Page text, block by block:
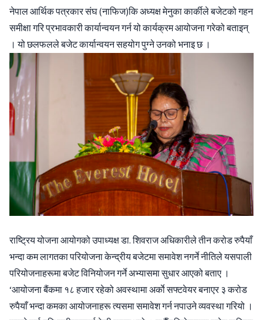
नेपाल आर्थिक पत्रकार संघ (नाफिज)कि अध्यक्ष मेनुका कार्कीले बजेटको गहन
समीक्षा गरि प्रभावकारी कार्यान्वयन गर्न यो कार्यक्रम आयोजना गरेको बताइन्
। यो छलफलले बजेट कार्यान्वयन सहयोग पुग्ने उनको भनाइ छ ।
राष्ट्रिय योजना आयोगको उपाध्यक्ष डा. शिवराज अधिकारीले तीन करोड रुपैयाँ
भन्दा कम लागतका परियोजना केन्द्रीय बजेटमा समावेश नगर्ने नीतिले यसपाली
परियोजनाहरूमा बजेट विनियोजन गर्ने अभ्यासमा सुधार आएको बताए ।
‘आयोजना बैंकमा १८ हजार रहेको अवस्थामा अर्काे सफ्टवेयर बनाएर ३ करोड
रुपैयाँ भन्दा कमका आयोजनाहरू त्यसमा समावेश गर्न नपाउने व्यवस्था गरियो ।